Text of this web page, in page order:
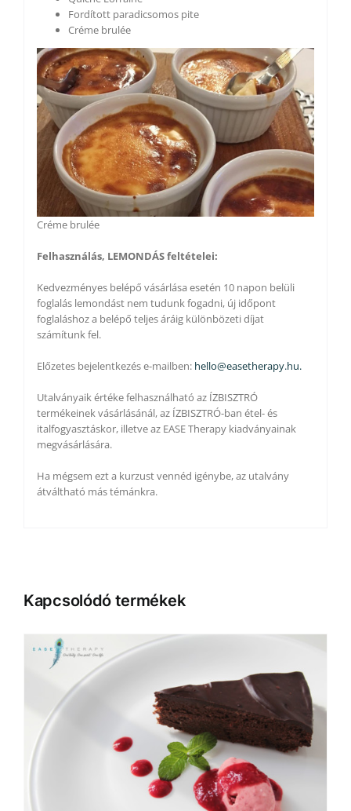
Fordított paradicsomos pite
Créme brulée
Créme brulée
Felhasználás, LEMONDÁS feltételei:
Kedvezményes belépő vásárlása esetén 10 napon belüli
foglalás lemondást nem tudunk fogadni, új időpont
foglaláshoz a belépő teljes áráig különbözeti díjat
számítunk fel.
Előzetes bejelentkezés e-mailben: hello@easetherapy.hu.
Utalványaik értéke felhasználható az ÍZBISZTRÓ
termékeinek vásárlásánál, az ÍZBISZTRÓ-ban étel- és
italfogyasztáskor, illetve az EASE Therapy kiadványainak
megvásárlására.
Ha mégsem ezt a kurzust vennéd igénybe, az utalvány
átváltható más témánkra.
Kapcsolódó termékek